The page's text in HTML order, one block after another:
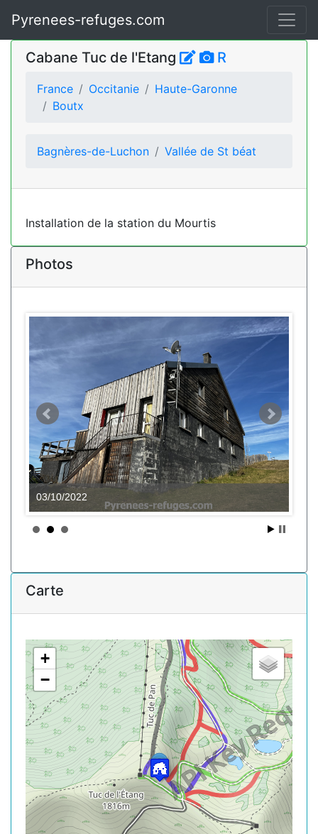
Pyrenees-refuges.com
Cabane Tuc de l'Etang R
France Occitanie
Haute-Garonne
Boutx
Bagnères-de-Luchon Vallée de St béat
Installation de la station du Mourtis
Photos
03/10/2022
Carte
+
−